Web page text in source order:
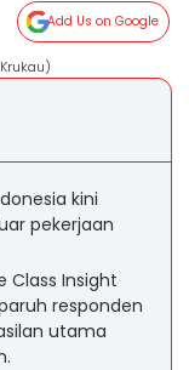
Add Us on Google
kini
pekerjaan
Class Insight
responden
utama